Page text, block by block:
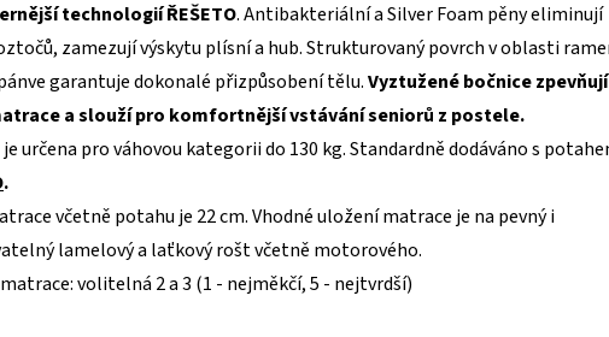
technologií ŘEŠETO. Antibakteriální a Silver Foam pěny eliminují
zamezují výskytu plísní a hub. Strukturovaný povrch v oblasti
garantuje dokonalé přizpůsobení tělu.Vyztužené bočnice zpevňují
a slouží pro komfortnější vstávání seniorů z postele.
určena pro váhovou kategorii do 130 kg. Standardně dodáváno s
.
včetně potahu je 22 cm. Vhodné uložení matrace je na pevný i
lamelový a laťkový rošt včetně motorového.
volitelná 2 a 3 (1 - nejměkčí, 5 - nejtvrdší)